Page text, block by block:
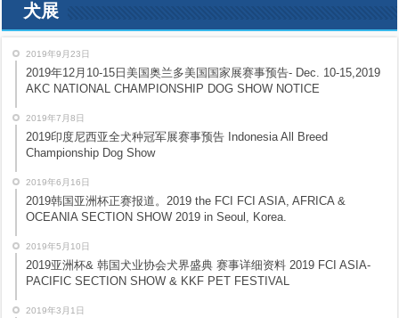
犬展
2019年9月23日
2019年12月10-15日美国奥兰多美国国家展赛事预告- Dec. 10-15,2019
AKC NATIONAL CHAMPIONSHIP DOG SHOW NOTICE
2019年7月8日
2019印度尼西亚全犬种冠军展赛事预告 Indonesia All Breed
Championship Dog Show
2019年6月16日
2019韩国亚洲杯正赛报道。2019 the FCI FCI ASIA, AFRICA &
OCEANIA SECTION SHOW 2019 in Seoul, Korea.
2019年5月10日
2019亚洲杯& 韩国犬业协会犬界盛典 赛事详细资料 2019 FCI ASIA-
PACIFIC SECTION SHOW & KKF PET FESTIVAL
2019年3月1日